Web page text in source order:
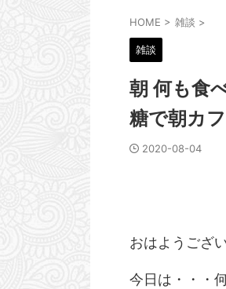
HOME > 雑談 >
雑談
朝 何も食
糖で朝カ
2020-08-04
おはようござ
今日は・・・